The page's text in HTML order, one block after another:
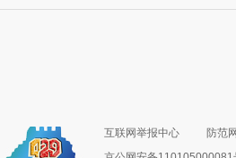
互联网举报中心
防范